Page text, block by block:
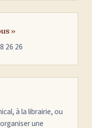
»
26 26
à la librairie, ou
une